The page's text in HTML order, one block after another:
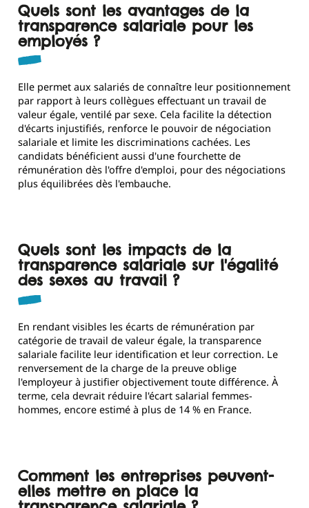
Quels sont les avantages de la
transparence salariale pour les
employés ?
Elle permet aux salariés de connaître leur positionnement
par rapport à leurs collègues effectuant un travail de
valeur égale, ventilé par sexe. Cela facilite la détection
d'écarts injustifiés, renforce le pouvoir de négociation
salariale et limite les discriminations cachées. Les
candidats bénéficient aussi d'une fourchette de
rémunération dès l'offre d'emploi, pour des négociations
plus équilibrées dès l'embauche.
Quels sont les impacts de la
transparence salariale sur l'égalité
des sexes au travail ?
En rendant visibles les écarts de rémunération par
catégorie de travail de valeur égale, la transparence
salariale facilite leur identification et leur correction. Le
renversement de la charge de la preuve oblige
l'employeur à justifier objectivement toute différence. À
terme, cela devrait réduire l'écart salarial femmes-
hommes, encore estimé à plus de 14 % en France.
Comment les entreprises peuvent-
elles mettre en place la